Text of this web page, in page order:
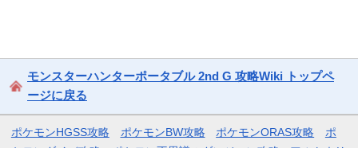
モンスターハンターポータブル 2nd G 攻略Wiki トップペ
ージに戻る
ポケモンHGSS攻略 ポケモンBW攻略 ポケモンORAS攻略
ポ